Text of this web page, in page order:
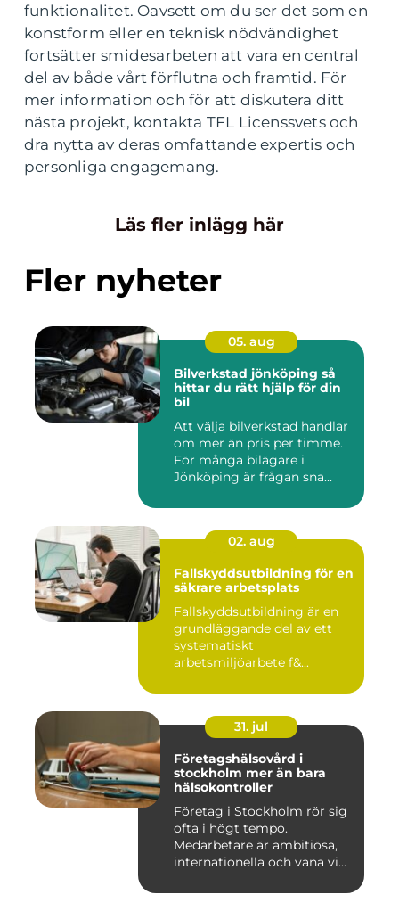
funktionalitet. Oavsett om du ser det som en
konstform eller en teknisk nödvändighet
fortsätter smidesarbeten att vara en central
del av både vårt förflutna och framtid. För
mer information och för att diskutera ditt
nästa projekt, kontakta TFL Licenssvets och
dra nytta av deras omfattande expertis och
personliga engagemang.
Läs fler inlägg här
Fler nyheter
05. aug
Bilverkstad jönköping så
hittar du rätt hjälp för din
bil
Att välja bilverkstad handlar
om mer än pris per timme.
För många bilägare i
Jönköping är frågan sna...
02. aug
Fallskyddsutbildning för en
säkrare arbetsplats
Fallskyddsutbildning är en
grundläggande del av ett
systematiskt
arbetsmiljöarbete f&...
31. jul
Företagshälsovård i
stockholm mer än bara
hälsokontroller
Företag i Stockholm rör sig
ofta i högt tempo.
Medarbetare är ambitiösa,
internationella och vana vi...